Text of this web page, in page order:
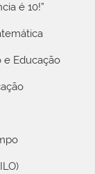
é 10!”
e Educação